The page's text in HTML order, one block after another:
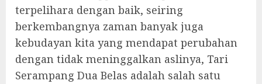
terpelihara dengan baik, seiring
berkembangnya zaman banyak juga
kebudayan kita yang mendapat perubahan
dengan tidak meninggalkan aslinya, Tari
Serampang Dua Belas adalah salah satu